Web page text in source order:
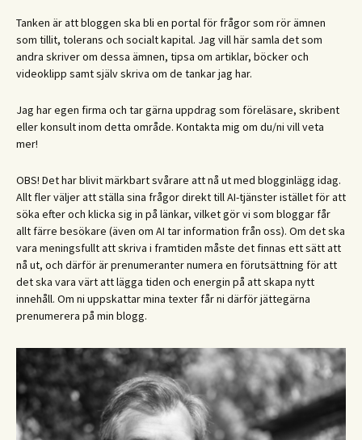
Tanken är att bloggen ska bli en portal för frågor som rör ämnen
som tillit, tolerans och socialt kapital. Jag vill här samla det som
andra skriver om dessa ämnen, tipsa om artiklar, böcker och
videoklipp samt själv skriva om de tankar jag har.
Jag har egen firma och tar gärna uppdrag som föreläsare, skribent
eller konsult inom detta område. Kontakta mig om du/ni vill veta
mer!
OBS! Det har blivit märkbart svårare att nå ut med blogginlägg idag.
Allt fler väljer att ställa sina frågor direkt till AI-tjänster istället för att
söka efter och klicka sig in på länkar, vilket gör vi som bloggar får
allt färre besökare (även om AI tar information från oss). Om det ska
vara meningsfullt att skriva i framtiden måste det finnas ett sätt att
nå ut, och därför är prenumeranter numera en förutsättning för att
det ska vara värt att lägga tiden och energin på att skapa nytt
innehåll. Om ni uppskattar mina texter får ni därför jättegärna
prenumerera på min blogg.